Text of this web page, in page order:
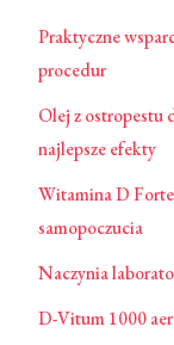
Praktyczne
procedur
Olej z ostropestu
najlepsze efekty
Witamina D
samopoczucia
Naczynia
D-Vitum 1000